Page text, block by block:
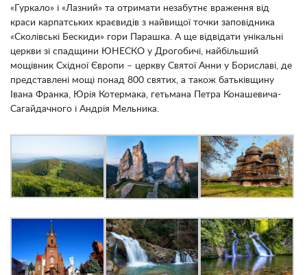
«Гуркало» і «Лазний» та отримати незабутнє враження від
краси карпатських краєвидів з найвищої точки заповідника
«Сколівські Бескиди» гори Парашка. А ще відвідати унікальні
церкви зі спадщини ЮНЕСКО у Дрогобичі, найбільший
мощівник Східної Європи – церкву Святої Анни у Бориславі, де
представлені мощі понад 800 святих, а також батьківщину
Івана Франка, Юрія Котермака, гетьмана Петра Конашевича-
Сагайдачного і Андрія Мельника.